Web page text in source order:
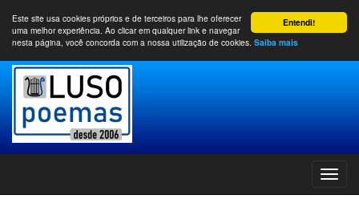
Entendi!
Este site usa cookies próprios e de terceiros para lhe oferecer
uma melhor experiência. Ao clicar em qualquer link e navegar
nesta página, você concorda com a nossa utilização de cookies. Saiba mais